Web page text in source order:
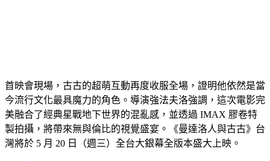
首映會現場，古古的超萌互動再度收服全場，證明他依然是當
今流行文化最具魔力的角色。導演強法夫洛強調，這次電影完
美融合了經典星戰地下世界的混亂感，並透過 IMAX 膠卷特
製拍攝，將帶來無與倫比的視覺盛宴。《曼達洛人與古古》台
灣將於 5 月 20 日（週三）全台大銀幕全版本盛大上映。